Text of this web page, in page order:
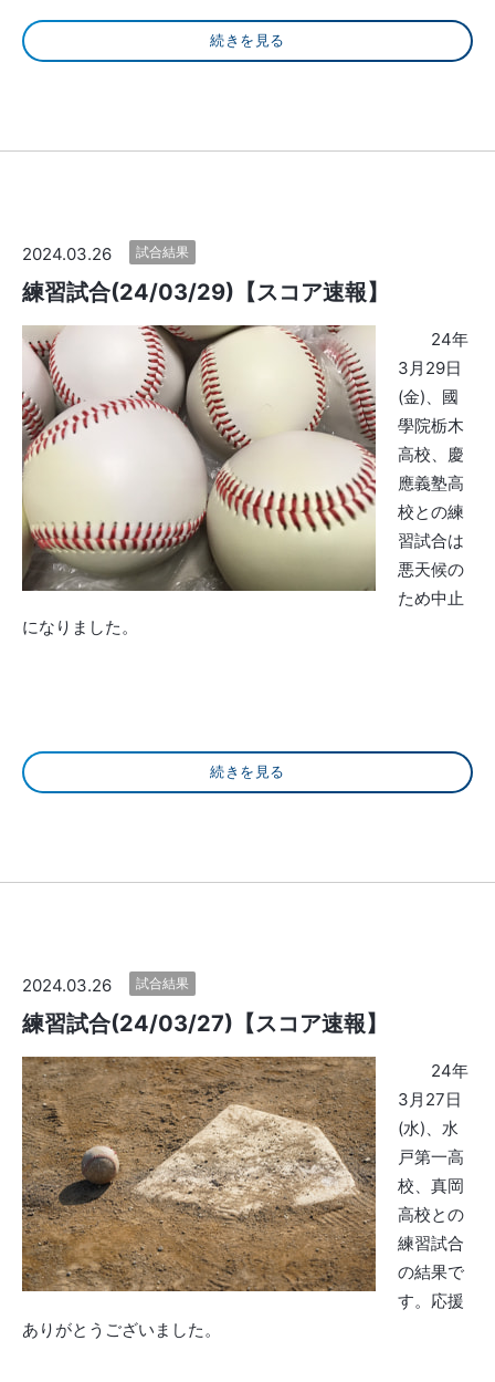
続きを見る
2024.03.26 試合結果
練習試合(24/03/29)【スコア速報】
24年
3月29日
(金)、國
學院栃木
高校、慶
應義塾高
校との練
習試合は
悪天候の
ため中止
になりました。
続きを見る
2024.03.26 試合結果
練習試合(24/03/27)【スコア速報】
24年
3月27日
(水)、水
戸第一高
校、真岡
高校との
練習試合
の結果で
す。応援
ありがとうございました。